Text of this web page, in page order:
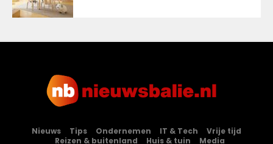
Nieuws Tips Ondernemen IT & Tech
Vrije tijd
Reizen & buitenland
Huis & tuin Media